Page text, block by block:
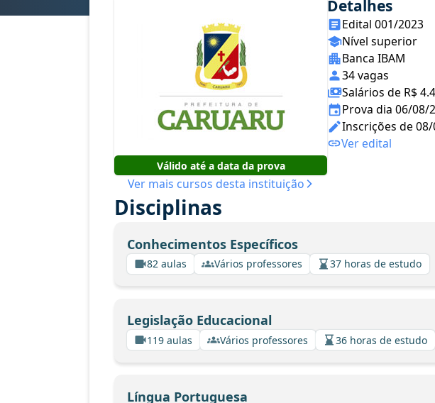
Válido até a data da prova
Ver mais cursos desta instituição
Detalhes
Edital 001/2023
Nível superior
Banca IBAM
34 vagas
Salários de R$
Prova dia 06/08/
Inscrições de
Ver edital
Disciplinas
Conhecimentos Específicos
82 aulas Vários professores 37 horas de estudo
Legislação Educacional
119 aulas Vários professores 36 horas de estudo
Língua Portuguesa